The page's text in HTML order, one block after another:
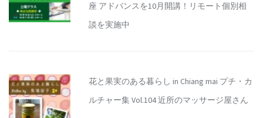
座 アドバンスを10月開講！リモート個別相
談を実施中
花と果実のある暮らし in Chiang mai プチ・カ
ルチャー集 Vol.104 近所のマッサージ屋さん